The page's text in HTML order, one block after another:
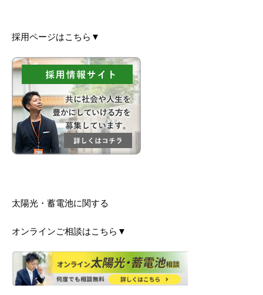
採用ページはこちら▼
太陽光・蓄電池に関する
オンラインご相談はこちら▼